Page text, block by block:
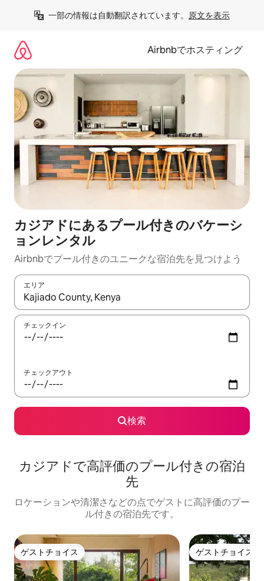
一部の情報は自動翻訳されています。 原文を表示
Airbnbでホスティング
カジアドにあるプール付きのバケーシ
ョンレンタル
Airbnbでプール付きのユニークな宿泊先を見つけよう
エリア
検索結果が表示されたら、上下の矢印キーを使って移動するか
チェックイン
チェックアウト
検索
カジアドで高評価のプール付きの宿泊
先
ロケーションや清潔さなどの点でゲストに高評価のプー
ル付きの宿泊先です。
ゲストチョイス
ゲストチョイス ゲストチョイス
ゲストチョイス